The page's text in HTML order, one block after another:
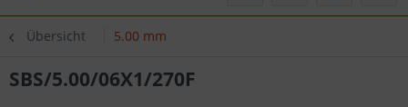
Übersicht 5.00 mm
SBS/5.00/06X1/270F